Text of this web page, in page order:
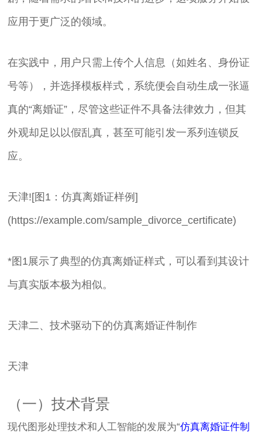
应用于更广泛的领域。
在实践中，用户只需上传个人信息（如姓名、身份证
号等），并选择模板样式，系统便会自动生成一张逼
真的“离婚证”，尽管这些证件不具备法律效力，但其
外观却足以以假乱真，甚至可能引发一系列连锁反
应。
天津![图1：仿真离婚证样例]
(https://example.com/sample_divorce_certificate)
*图1展示了典型的仿真离婚证样式，可以看到其设计
与真实版本极为相似。
天津二、技术驱动下的仿真离婚证件制作
天津
（一）技术背景
现代图形处理技术和人工智能的发展为“仿真离婚证件制